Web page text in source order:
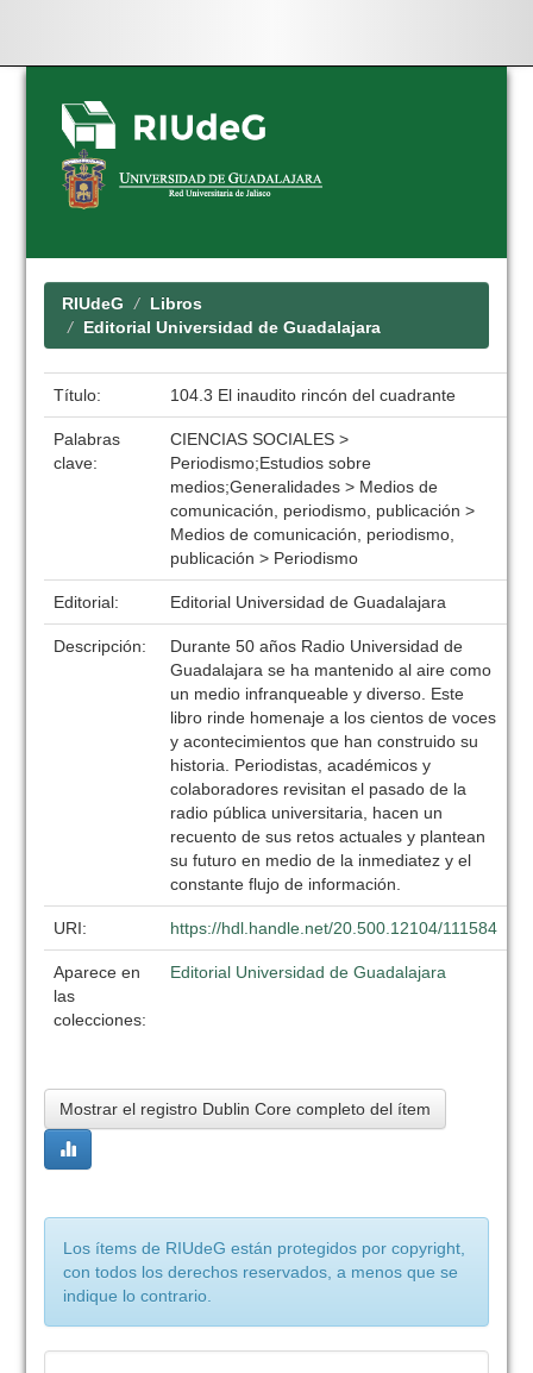
Skip
navigation
RIUdeG
Libros
Editorial Universidad de Guadalajara
Título: 104.3 El inaudito rincón del cuadrante
Palabras
clave:
CIENCIAS SOCIALES >
Periodismo;Estudios sobre
medios;Generalidades > Medios de
comunicación, periodismo, publicación >
Medios de comunicación, periodismo,
publicación > Periodismo
Editorial: Editorial Universidad de Guadalajara
Descripción:
Durante 50 años Radio Universidad de
Guadalajara se ha mantenido al aire como
un medio infranqueable y diverso. Este
libro rinde homenaje a los cientos de voces
y acontecimientos que han construido su
historia. Periodistas, académicos y
colaboradores revisitan el pasado de la
radio pública universitaria, hacen un
recuento de sus retos actuales y plantean
su futuro en medio de la inmediatez y el
constante flujo de información.
URI: https://hdl.handle.net/20.500.12104/111584
Aparece en
las
colecciones:
Editorial Universidad de Guadalajara
Mostrar el registro Dublin Core completo del ítem
Los ítems de RIUdeG están protegidos por copyright,
con todos los derechos reservados, a menos que se
indique lo contrario.